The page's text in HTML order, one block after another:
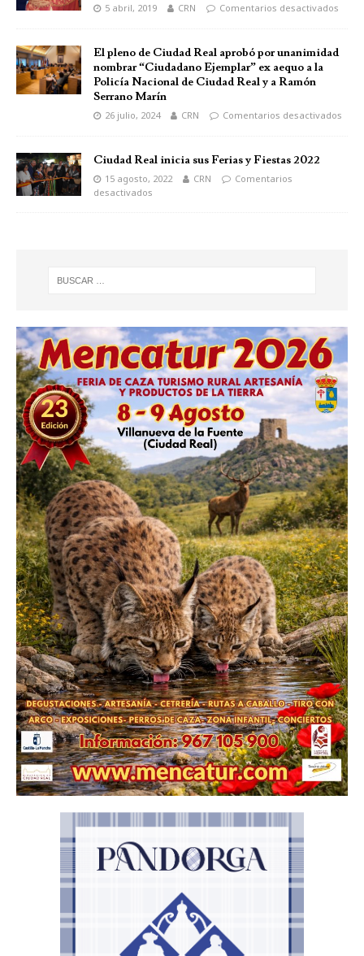
5 abril, 2019 CRN Comentarios desactivados
El pleno de Ciudad Real aprobó por unanimidad
nombrar “Ciudadano Ejemplar” ex aequo a la
Policía Nacional de Ciudad Real y a Ramón
Serrano Marín
26 julio, 2024 CRN Comentarios desactivados
Ciudad Real inicia sus Ferias y Fiestas 2022
15 agosto, 2022 CRN
Comentarios
desactivados